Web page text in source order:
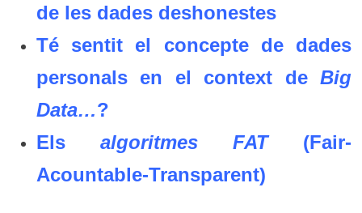
de les dades deshonestes
Té sentit el concepte de dades
personals en el context deBig
Data…?
Els algoritmes FAT(Fair-
Acountable-Transparent)